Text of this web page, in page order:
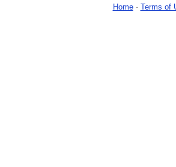
Home- Terms of